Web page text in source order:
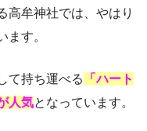
高牟神社では、やはり
ます。
て持ち運べる
「ハート
人気となっています。